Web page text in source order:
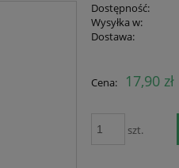
Dostępność:
Wysyłka w:
Dostawa:
Cena: 17,90 zł
szt.